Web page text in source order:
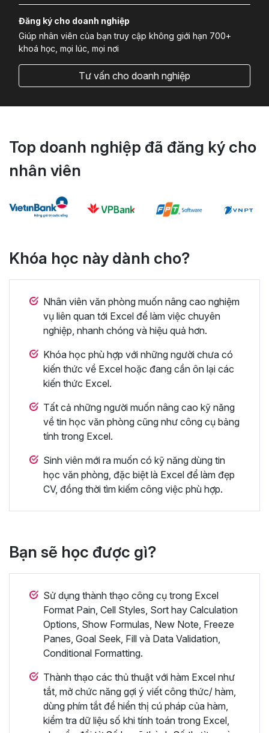
Đăng ký cho doanh nghiệp
Giúp nhân viên của bạn truy cập không giới hạn 700+
khoá học, mọi lúc, mọi nơi
Tư vấn cho doanh nghiệp
Top doanh nghiệp đã đăng ký cho
nhân viên
Khóa học này dành cho?
Nhân viên văn phòng muốn nâng cao nghiệm
vụ liên quan tới Excel để làm việc chuyên
nghiệp, nhanh chóng và hiệu quả hơn.
Khóa học phù hợp với những người chưa có
kiến thức về Excel hoặc đang cần ôn lại các
kiến thức Excel.
Tất cả những người muốn nâng cao kỹ năng
về tin học văn phòng cũng như công cụ bảng
tính trong Excel.
Sinh viên mới ra muốn có kỹ năng dùng tin
học văn phòng, đặc biệt là Excel để làm đẹp
CV, đồng thời tìm kiếm công việc phù hợp.
Bạn sẽ học được gì?
Sử dụng thành thạo công cụ trong Excel
Format Pain, Cell Styles, Sort hay Calculation
Options, Show Formulas, New Note, Freeze
Panes, Goal Seek, Fill và Data Validation,
Conditional Formatting.
Thành thạo các thủ thuật với hàm Excel như
tắt, mở chức năng gợi ý viết công thức/ hàm,
dùng phím tắt để hiển thị cú pháp của hàm,
kiểm tra dữ liệu số khi tính toán trong Excel,